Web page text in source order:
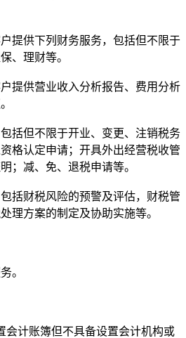
供下列财务服务，包括但不限于
、理财等。
供营业收入分析报告、费用分析
但不限于开业、变更、注销税务
格认定申请；开具外出经营税收管
；减、免、退税申请等。
财税风险的预警及评估，财税管
理方案的制定及协助实施等。
。
计账簿但不具备设置会计机构或